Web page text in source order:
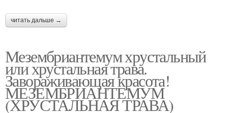
читать дальше →
Мезембриантемум хрустальный
или хрустальная трава.
Завораживающая красота!
МЕЗЕМБРИАНТЕМУМ
(ХРУСТАЛЬНАЯ ТРАВА)